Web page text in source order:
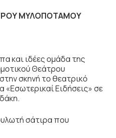
ΜΥΛΟΠΟΤΑΜΟΥ
και ιδέες ομάδα της
Θεάτρου
σκηνή το θεατρικό
«Εσωτερικαί Ειδήσεις» σε
σάτιρα που